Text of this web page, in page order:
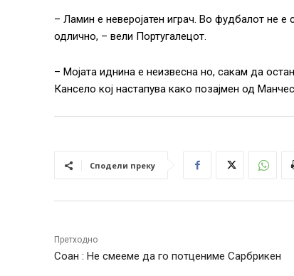
– Ламин е неверојатен играч. Во фудбалот не
одлично, – вели Португалецот.
– Мојата иднина е неизвесна но, сакам да
Кансело кој настапува како позајмен од
Сподели преку
Претходно
Соан : Не смееме да го потцениме Сарбрикен